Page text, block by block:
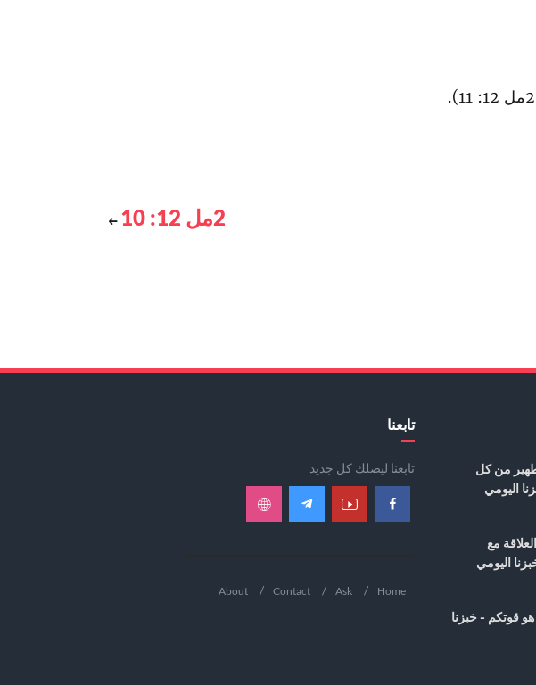
2مل 12: 10
من كل
اليومي
مع
اليومي
قوتكم - خبزنا
تابعنا
تابعنا ليصلك كل جديد
Home
Ask
Contact
About